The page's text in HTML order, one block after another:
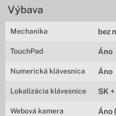
Výbava
Mechanika bez
TouchPad Áno
Numerická klávesnica Áno
Lokalizácia klávesnice SK
Webová kamera Áno